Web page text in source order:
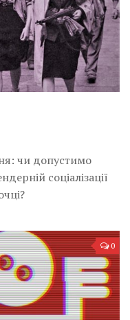
чи допустимо
соціалізації
0